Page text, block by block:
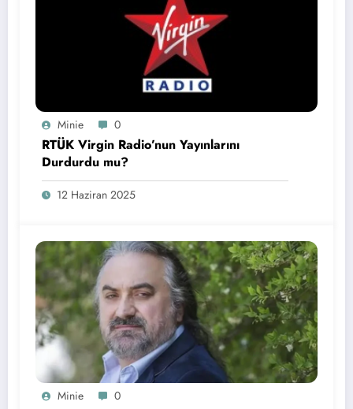
Minie 0
RTÜK Virgin Radio’nun Yayınlarını
Durdurdu mu?
12 Haziran 2025
Minie 0